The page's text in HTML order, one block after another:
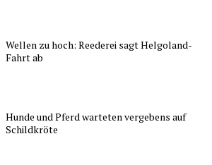
Wellen zu hoch: Reederei sagt Helgoland-
Fahrt ab
Hunde und Pferd warteten vergebens auf
Schildkröte